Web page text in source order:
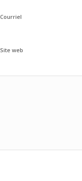
Courriel
Site web